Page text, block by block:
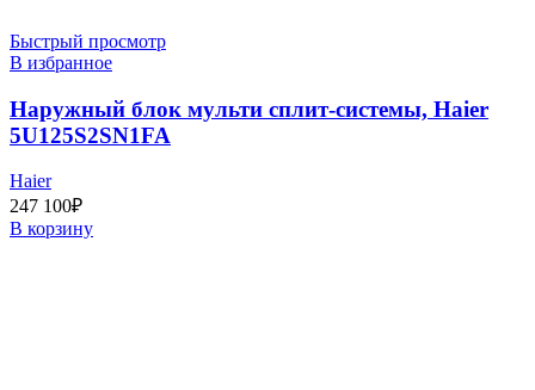
Быстрый просмотр
В избранное
Наружный блок мульти сплит-системы, Haier
5U125S2SN1FA
Haier
247 100₽
В корзину